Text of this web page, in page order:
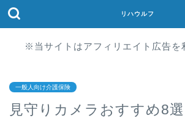
リハウルフ
※当サイトはアフィリエイト広告を
一般人向け介護保険
見守りカメラおすすめ8